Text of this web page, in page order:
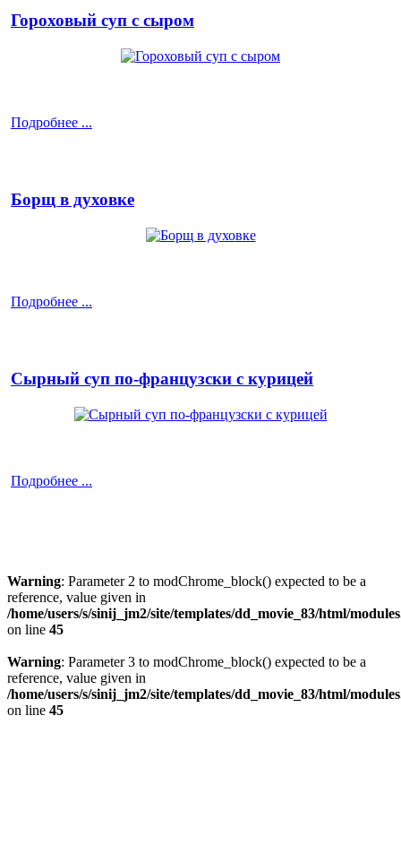
Гороховый суп с сыром
Подробнее ...
Борщ в духовке
Подробнее ...
Сырный суп по‑французски с курицей
Подробнее ...
Warning: Parameter 2 to modChrome_block() expected to be a
reference, value given in
/home/users/s/sinij_jm2/site/templates/dd_movie_83/html/
on line 45
Warning: Parameter 3 to modChrome_block() expected to be a
reference, value given in
/home/users/s/sinij_jm2/site/templates/dd_movie_83/html/
on line 45